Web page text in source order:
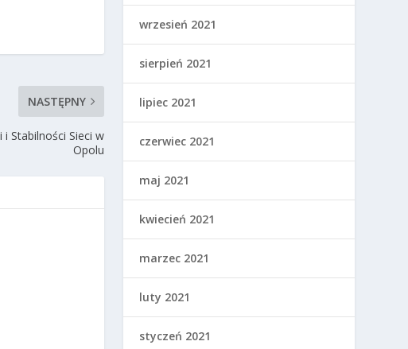
NASTĘPNY
Stabilności Sieci w
Opolu
wrzesień 2021
sierpień 2021
lipiec 2021
czerwiec 2021
maj 2021
kwiecień 2021
marzec 2021
luty 2021
styczeń 2021